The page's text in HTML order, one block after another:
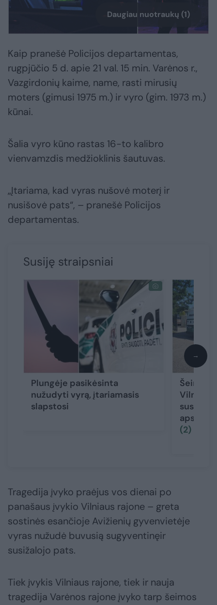
Daugiau nuotraukų (1)
Kaip pranešė Policijos departamentas,
rugpjūčio 5 d. apie 21 val. 15 min. Varėnos r.,
Vazgirdonių kaime, name, rasti mirusių
moters (gimusi 1975 m.) ir vyro (gim. 1973 m.)
kūnai.
Šalia vyro kūno rastas 16-to kalibro
vienvamzdis medžioklinis šautuvas.
„Įtariama, kad vyras nušovė moterį ir
nusišovė pats“, – pranešė Policijos
departamentas.
Susiję straipsniai
Plungėje pasikėsinta
nužudyti vyrą, įtariamasis
slapstosi
(2)
→
Tragedija įvyko praėjus vos dienai po
panašaus įvykio Vilniaus rajone – greta
sostinės esančioje Avižienių gyvenvietėje
vyras nužudė buvusią sugyventinęir
susižalojo pats.
Tiek įvykis Vilniaus rajone, tiek ir nauja
tragedija Varėnos rajone įvyko tarp šeimos